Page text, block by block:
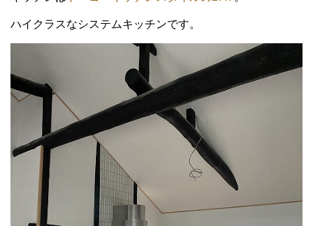
ハイクラスなシステムキッチンです。